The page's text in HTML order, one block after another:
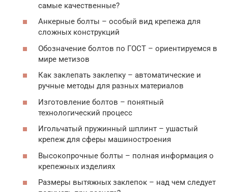
самые качественные?
Анкерные болты – особый вид крепежа для
сложных конструкций
Обозначение болтов по ГОСТ – ориентируемся в
мире метизов
Как заклепать заклепку – автоматические и
ручные методы для разных материалов
Изготовление болтов – понятный
технологический процесс
Игольчатый пружинный шплинт – ушастый
крепеж для сферы машиностроения
Высокопрочные болты – полная информация о
крепежных изделиях
Размеры вытяжных заклепок – над чем следует